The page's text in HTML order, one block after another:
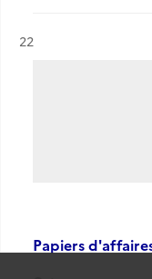
Résultat n°
22
Papiers